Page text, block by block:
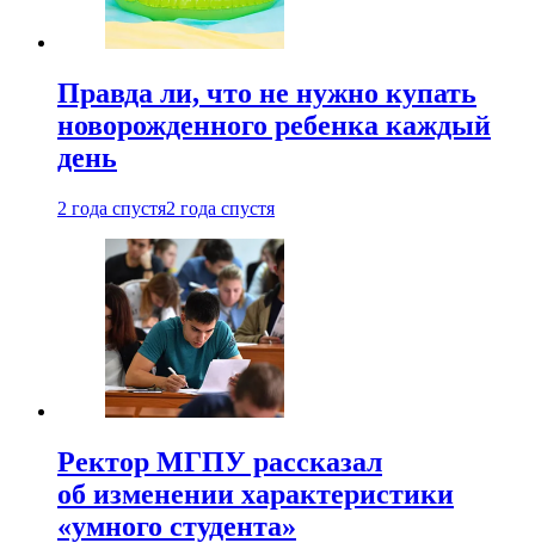
Правда ли, что не нужно купать
новорожденного ребенка каждый
день
2 года спустя2 года спустя
Ректор МГПУ рассказал
об изменении характеристики
«умного студента»